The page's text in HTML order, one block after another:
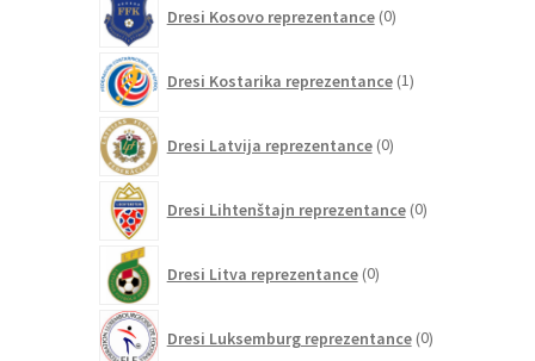
Dresi Kosovo reprezentance 0izdelkov
Dresi Kostarika reprezentance 1izdelek
Dresi Latvija reprezentance 0izdelkov
Dresi Lihtenštajn reprezentance 0izdelkov
Dresi Litva reprezentance 0izdelkov
Dresi Luksemburg reprezentance 0izdelkov